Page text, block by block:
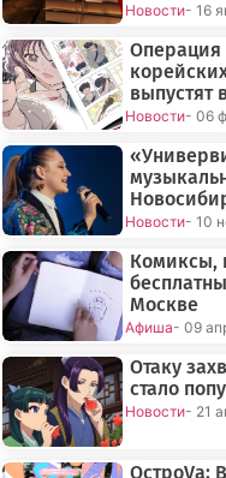
Новости- 16
Операция
выпустят
Новости- 06
Новости- 10
Комиксы,
Москве
Афиша- 09
Отаку
стало
Новости- 21
ОстроVа: